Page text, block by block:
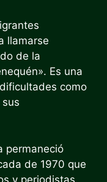
llamarse
de la
Es una
como
permaneció
de 1970 que
y periodistas